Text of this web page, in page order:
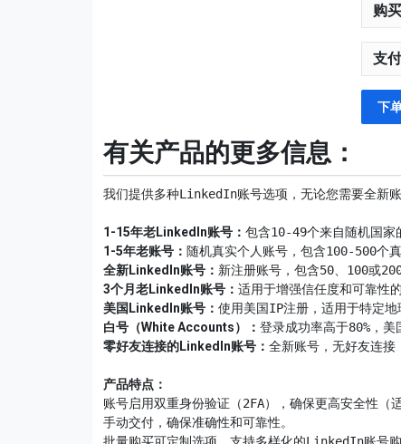
购
支
下
有关产品的更多信息：
我们提供多种LinkedIn账号选项，无论您需要全新
1-15年老LinkedIn账号：
1-5年老账号：
全新LinkedIn账号：
3个月老LinkedIn账号：
美国LinkedIn账号：
白号（White Accounts）：
零好友连接的LinkedIn账号： 全新账号，无好友连
账号启用双重身份验证（2FA），确保更高安全性（
手动交付，确保准确性和可靠性。
批量购买可定制选项，支持多样化的LinkedIn账号购